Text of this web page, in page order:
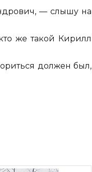
— слышу на
же такой Кирилл
должен был,